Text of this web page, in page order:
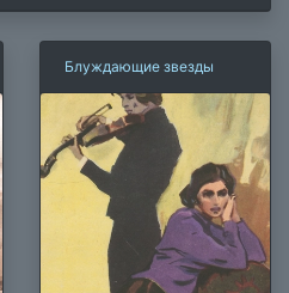
Блуждающие звезды